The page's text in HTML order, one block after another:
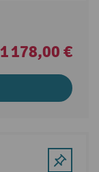
1 178,00 €